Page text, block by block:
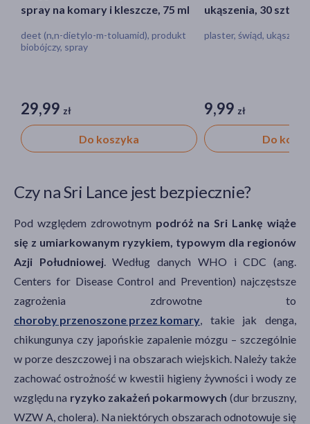
spray na komary i kleszcze, 75 ml
deet (n,n-dietylo-m-toluamid), produkt
biobójczy, spray
29,99 zł
Do koszyka
ukąszenia, 30 szt.
plaster, świąd,
9,99 zł
Do
Czy na Sri Lance jest bezpiecznie?
Pod względem zdrowotnym podróż na Sri Lankę wiąże
się z umiarkowanym ryzykiem, typowym dla regionów
Azji Południowej. Według danych WHO i CDC (ang.
Centers for Disease Control and Prevention) najczęstsze
zagrożenia zdrowotne to
choroby przenoszone przez komary , takie jak denga,
chikungunya czy japońskie zapalenie mózgu – szczególnie
w porze deszczowej i na obszarach wiejskich. Należy także
zachować ostrożność w kwestii higieny żywności i wody ze
względu na ryzyko zakażeń pokarmowych (dur brzuszny,
WZW A, cholera). Na niektórych obszarach odnotowuje się